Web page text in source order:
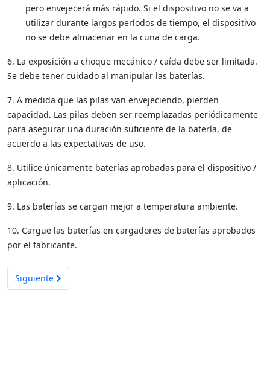
pero envejecerá más rápido. Si el dispositivo no se va a
utilizar durante largos períodos de tiempo, el dispositivo
no se debe almacenar en la cuna de carga.
6. La exposición a choque mecánico / caída debe ser limitada.
Se debe tener cuidado al manipular las baterías.
7. A medida que las pilas van envejeciendo, pierden
capacidad. Las pilas deben ser reemplazadas periódicamente
para asegurar una duración suficiente de la batería, de
acuerdo a las expectativas de uso.
8. Utilice únicamente baterías aprobadas para el dispositivo /
aplicación.
9. Las baterías se cargan mejor a temperatura ambiente.
10. Cargue las baterías en cargadores de baterías aprobados
por el fabricante.
Artículo siguiente: Identificación Automática y Captura de
Siguiente